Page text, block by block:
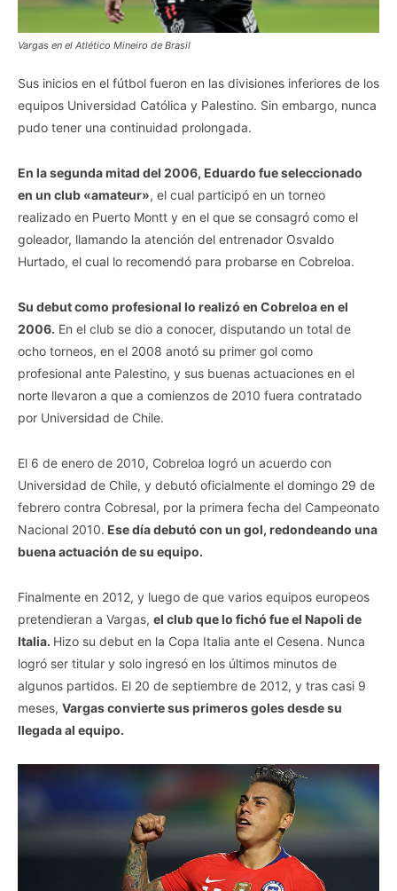
Vargas en el Atlético Mineiro de Brasil
Sus inicios en el fútbol fueron en las divisiones inferiores de los
equipos Universidad Católica y Palestino. Sin embargo, nunca
pudo tener una continuidad prolongada.
En la segunda mitad del 2006, Eduardo fue seleccionado
en un club «amateur», el cual participó en un torneo
realizado en Puerto Montt y en el que se consagró como el
goleador​, llamando la atención del entrenador Osvaldo
Hurtado, el cual lo recomendó para probarse en Cobreloa.
Su debut como profesional lo realizó en Cobreloa en el
2006. En el club se dio a conocer, disputando un total de
ocho torneos, en el 2008 anotó su primer gol como
profesional ante Palestino, y sus buenas actuaciones en el
norte llevaron a que a comienzos de 2010 fuera contratado
por Universidad de Chile.
El 6 de enero de 2010, Cobreloa logró un acuerdo con
Universidad de Chile, y debutó oficialmente el domingo 29 de
febrero contra Cobresal, por la primera fecha del Campeonato
Nacional 2010. Ese día debutó con un gol, redondeando una
buena actuación de su equipo.
Finalmente en 2012, y luego de que varios equipos europeos
pretendieran a Vargas, el club que lo fichó fue el Napoli de
Italia. Hizo su debut en la Copa Italia ante el Cesena. Nunca
logró ser titular y solo ingresó en los últimos minutos de
algunos partidos. El 20 de septiembre de 2012, y tras casi 9
meses, Vargas convierte sus primeros goles desde su
llegada al equipo.